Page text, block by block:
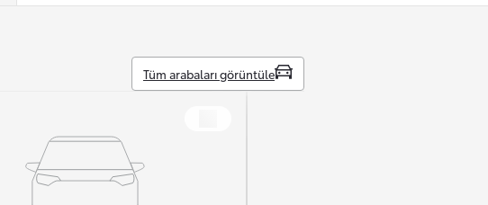
Tüm arabaları görüntüle